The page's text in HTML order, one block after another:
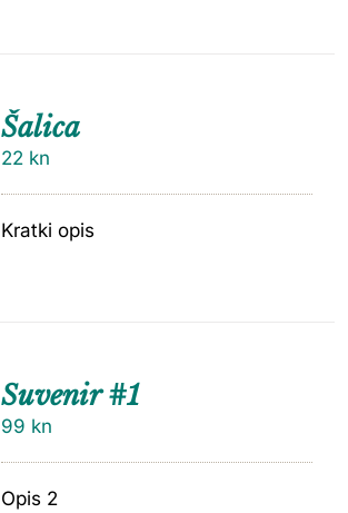
Šalica
22 kn
Kratki opis
Suvenir #1
99 kn
Opis 2